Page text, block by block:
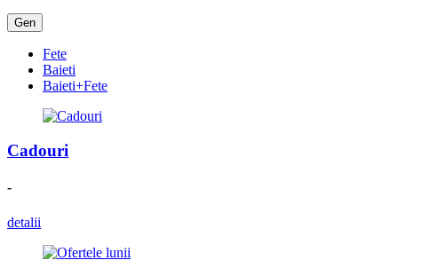
Gen
Fete
Baieti
Baieti+Fete
Cadouri
-
detalii